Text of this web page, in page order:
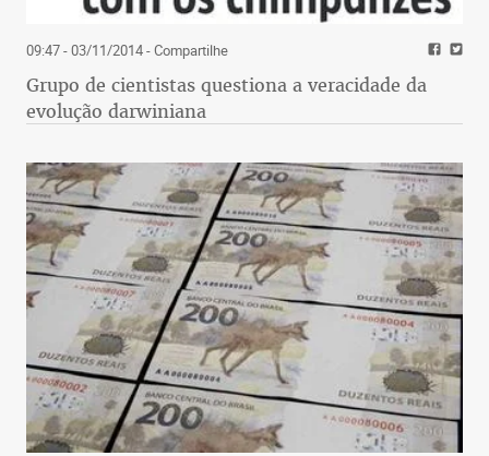
09:47 - 03/11/2014- Compartilhe
Grupo de cientistas questiona a veracidade da
evolução darwiniana